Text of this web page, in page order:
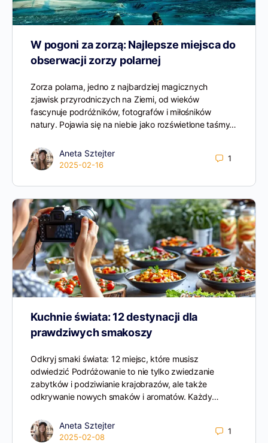
W pogoni za zorzą: Najlepsze miejsca do
obserwacji zorzy polarnej
Zorza polarna, jedno z najbardziej magicznych
zjawisk przyrodniczych na Ziemi, od wieków
fascynuje podróżników, fotografów i miłośników
natury. Pojawia się na niebie jako rozświetlone taśmy…
Aneta Sztejter
2025-02-16
1
Kuchnie świata: 12 destynacji dla
prawdziwych smakoszy
Odkryj smaki świata: 12 miejsc, które musisz
odwiedzić Podróżowanie to nie tylko zwiedzanie
zabytków i podziwianie krajobrazów, ale także
odkrywanie nowych smaków i aromatów. Każdy…
Aneta Sztejter
2025-02-08
1